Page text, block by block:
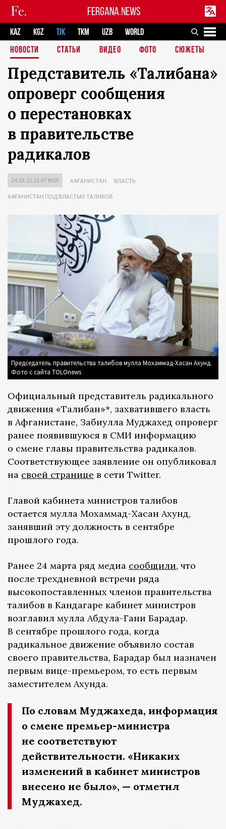
FERGANA.NEWS
KAZ KGZ TJK TKM UZB
WORLD
НОВОСТИ
СТАТЬИ ВИДЕО ФОТО СЮЖЕТЫ
Представитель «Талибана»
опроверг сообщения
о перестановках
в правительстве
радикалов
24.03.22 12:07 MSK АФГАНИСТАН ВЛАСТЬ
АФГАНИСТАН ПОД ВЛАСТЬЮ ТАЛИБОВ
Председатель правительства талибов мулла Мохаммад-Хасан Ахунд.
Фото с сайта TOLOnews
Официальный представитель радикального
движения «Талибан»*, захватившего власть
в Афганистане, Забиулла Муджахед опроверг
ранее появившуюся в СМИ информацию
о смене главы правительства радикалов.
Соответствующее заявление он опубликовал
на своей странице в сети Twitter.
Главой кабинета министров талибов
остается мулла Мохаммад-Хасан Ахунд,
занявший эту должность в сентябре
прошлого года.
Ранее 24 марта ряд медиа сообщили, что
после трехдневной встречи ряда
высокопоставленных членов правительства
талибов в Кандагаре кабинет министров
возглавил мулла Абдула-Гани Барадар.
В сентябре прошлого года, когда
радикальное движение объявило состав
своего правительства, Барадар был назначен
первым вице-премьером, то есть первым
заместителем Ахунда.
По словам Муджахеда, информация
о смене премьер-министра
не соответствуют
действительности. «Никаких
изменений в кабинет министров
внесено не было», — отметил
Муджахед.